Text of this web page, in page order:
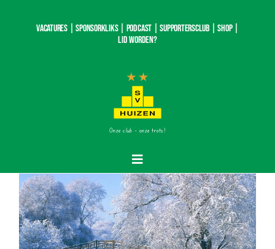
Vacatures | SponsorKliks | Podcast |Supportersclub|Shop|
Lid worden?
Onze club – onze trots!
Toggle
Navigatie
Home
Nieuws